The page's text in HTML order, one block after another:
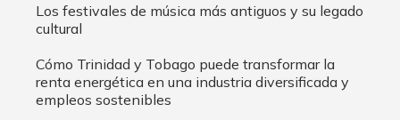
Los festivales de música más antiguos y su legado
cultural
Cómo Trinidad y Tobago puede transformar la
renta energética en una industria diversificada y
empleos sostenibles